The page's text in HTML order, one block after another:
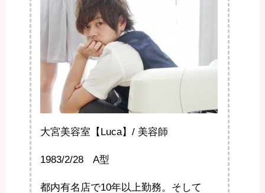
大宮美容室【Luca】/ 美容師
1983/2/28 A型
都内有名店で10年以上勤務。そして